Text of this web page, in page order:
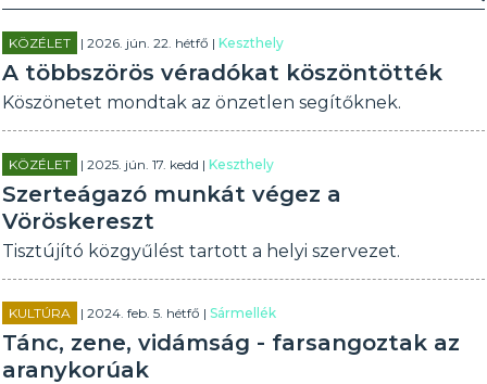
KÖZÉLET | 2026. jún. 22. hétfő |Keszthely
A többszörös véradókat köszöntötték
Köszönetet mondtak az önzetlen segítőknek.
KÖZÉLET | 2025. jún. 17. kedd |Keszthely
Szerteágazó munkát végez a
Vöröskereszt
Tisztújító közgyűlést tartott a helyi szervezet.
KULTÚRA | 2024. feb. 5. hétfő |Sármellék
Tánc, zene, vidámság - farsangoztak az
aranykorúak